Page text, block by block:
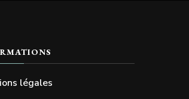
légales